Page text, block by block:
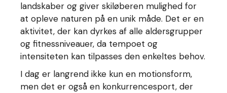
landskaber og giver skiløberen mulighed for
at opleve naturen på en unik måde. Det er en
aktivitet, der kan dyrkes af alle aldersgrupper
og fitnessniveauer, da tempoet og
intensiteten kan tilpasses den enkeltes behov.
I dag er langrend ikke kun en motionsform,
men det er også en konkurrencesport, der